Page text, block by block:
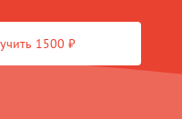
1500 ₽